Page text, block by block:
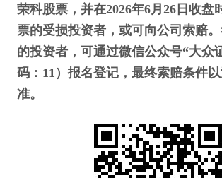
荣科股票，并在2026年6月26日收盘
票的受损投资者，或可向公司索赔
的投资者，可通过微信公众号“大众
码：11）报名登记，最终索赔条件
准。